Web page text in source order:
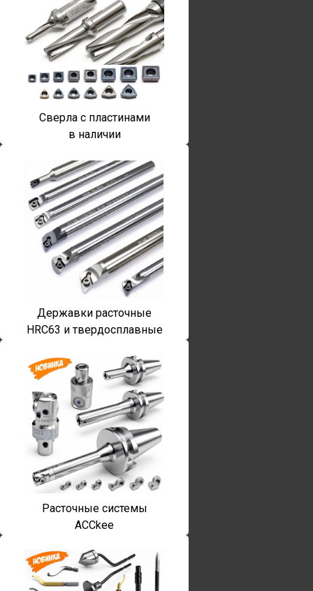
Сверла с пластинами
в наличии
Державки расточные
HRC63 и твердосплавные
Расточные системы
ACCkee